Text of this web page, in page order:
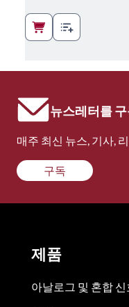
뉴스레터를
매주 최신 뉴스, 기사,
구독
제품
아날로그 및 혼합 신